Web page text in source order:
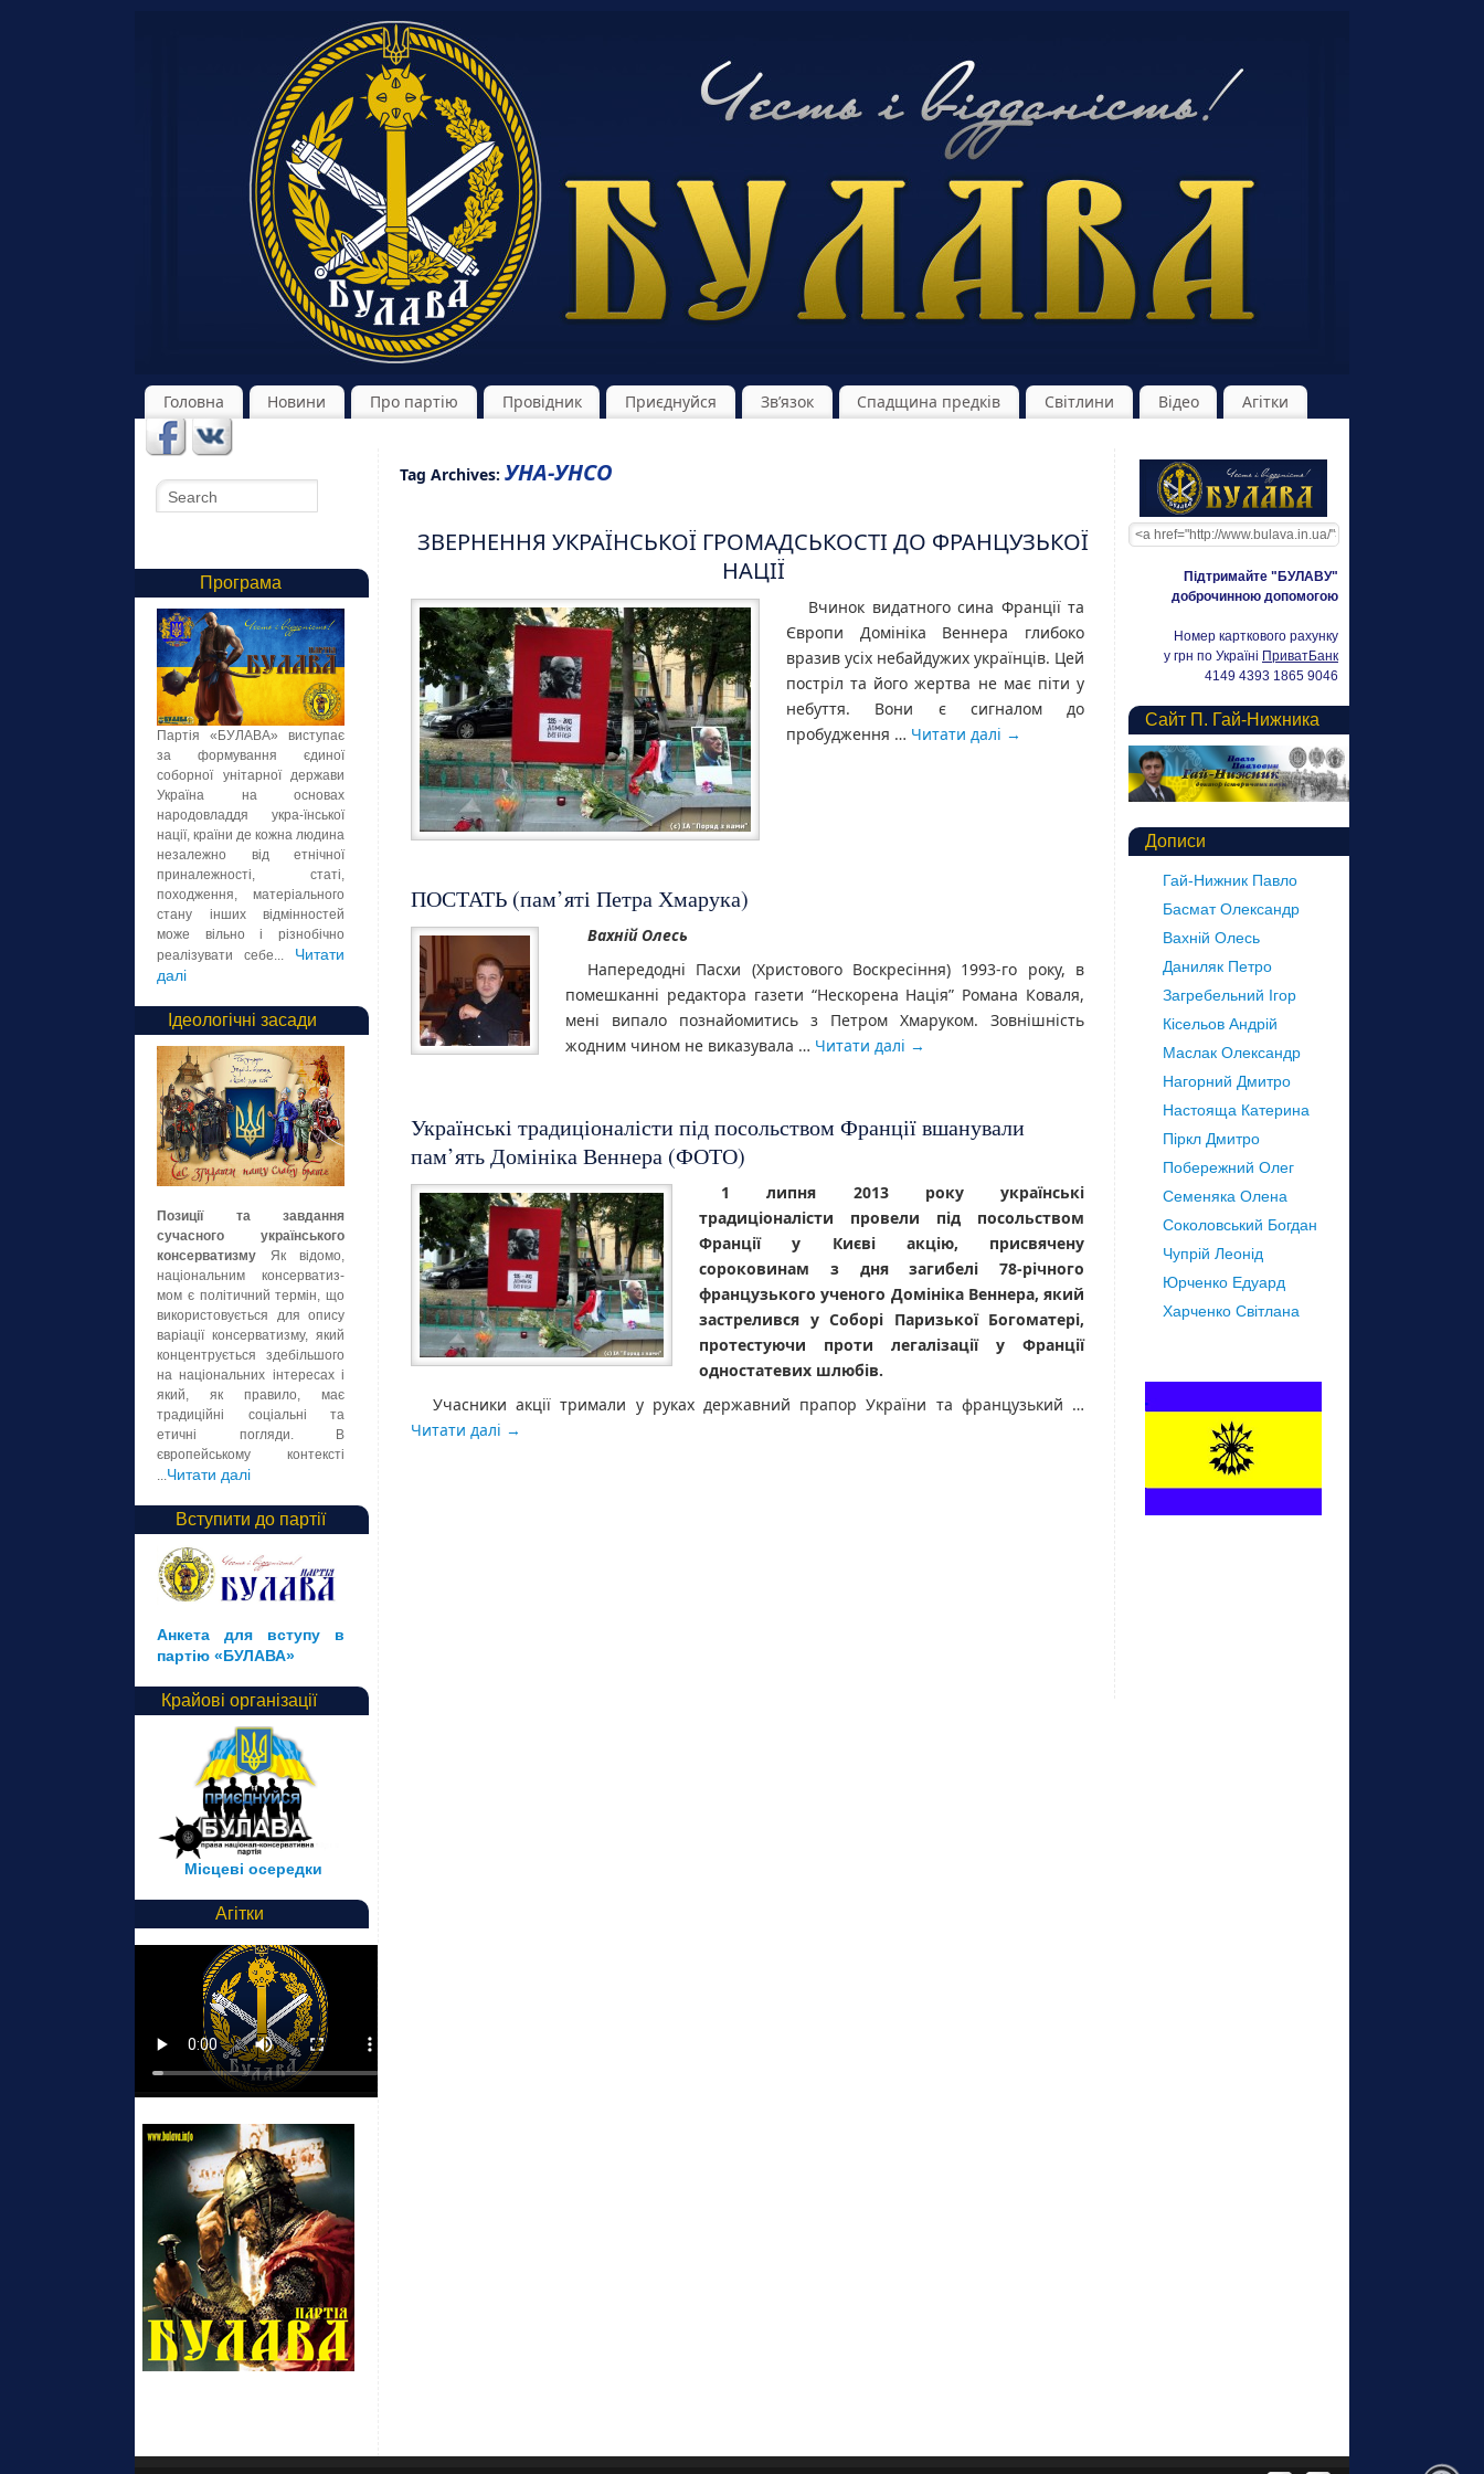
Головна Новини Про партію Провідник Приєднуйся Зв’язок Спадщина предків Світлини Відео Агітки
Tag Archives: УНА-УНСО
ЗВЕРНЕННЯ УКРАЇНСЬКОЇ ГРОМАДСЬКОСТІ ДО ФРАНЦУЗЬКОЇ
НАЦІЇ
Вчинок видатного сина Франції та
Європи Домініка Веннера глибоко
вразив усіх небайдужих українців. Цей
постріл та його жертва не має піти у
небуття. Вони є сигналом до
пробудження … Читати далі →
ПОСТАТЬ (пам’яті Петра Хмарука)
Вахній Олесь
Напередодні Пасхи (Христового Воскресіння) 1993-го року, в
помешканні редактора газети “Нескорена Нація” Романа Коваля,
мені випало познайомитись з Петром Хмаруком. Зовнішність
жодним чином не виказувала … Читати далі →
Українські традиціоналісти під посольством Франції вшанували
пам’ять Домініка Веннера (ФОТО)
1 липня 2013 року українські
традиціоналісти провели під посольством
Франції у Києві акцію, присвячену
сороковинам з дня загибелі 78-річного
французького ученого Домініка Веннера, який
застрелився у Соборі Паризької Богоматері,
протестуючи проти легалізації у Франції
одностатевих шлюбів.
Учасники акції тримали у руках державний прапор України та французький …
Читати далі →
Програма
Партія «БУЛАВА» виступає
за формування єдиної
соборної унітарної держави
Україна на основах
народовладдя укра-їнської
нації, країни де кожна людина
незалежно від етнічної
приналежності, статі,
походження, матеріального
стану інших відмінностей
може вільно і різнобічно
реалізувати себе... Читати
далі
Ідеологічні засади
Позиції та завдання
сучасного українського
консерватизму Як відомо,
національним консерватиз-
мом є політичний термін, що
використовується для опису
варіації консерватизму, який
концентрується здебільшого
на національних інтересах і
який, як правило, має
традиційні соціальні та
етичні погляди. В
європейському контексті
...Читати далі
Вступити до партії
Анкета для вступу в
партію «БУЛАВА»
Крайові організації
Місцеві осередки
Агітки
Підтримайте "БУЛАВУ"
доброчинною допомогою
Номер карткового рахунку
у грн по Україні ПриватБанк
4149 4393 1865 9046
Сайт П. Гай-Нижника
Дописи
Гай-Нижник Павло
Басмат Олександр
Вахній Олесь
Даниляк Петро
Загребельний Ігор
Кісельов Андрій
Маслак Олександр
Нагорний Дмитро
Настояща Катерина
Піркл Дмитро
Побережний Олег
Семеняка Олена
Соколовський Богдан
Чупрій Леонід
Юрченко Едуард
Харченко Світлана